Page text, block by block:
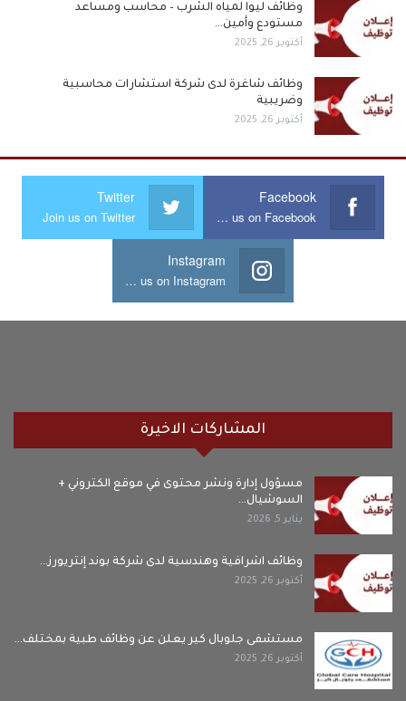
وظائف ليوا لمياه الشرب – محاسب ومساعد
مستودع وأمين…
أكتوبر 26, 2025
وظائف شاغرة لدى شركة استشارات محاسبية
وضريبية
أكتوبر 26, 2025
Facebook
Join us on Facebook
Twitter
Join us on Twitter
Instagram
Join us on Instagram
المشاركات الاخيرة
مسؤول إدارة ونشر محتوى في موقع الكتروني +
السوشيال…
يناير 5, 2026
وظائف اشرافية وهندسية لدى شركة بوند إنتريورز…
أكتوبر 26, 2025
مستشفى جلوبال كير يعلن عن وظائف طبية بمختلف…
أكتوبر 26, 2025